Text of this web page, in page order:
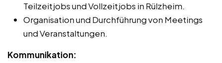
Teilzeitjobs und Vollzeitjobs in Rülzheim.
Organisation und Durchführung von Meetings
und Veranstaltungen.
Kommunikation: